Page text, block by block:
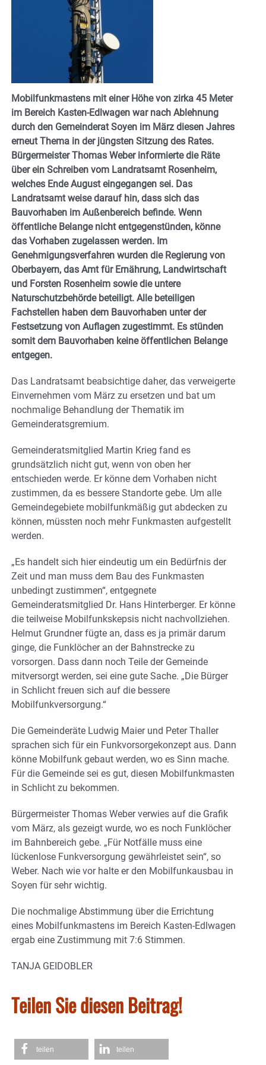
Mobilfunkmastens mit einer Höhe von zirka 45 Meter
im Bereich Kasten-Edlwagen war nach Ablehnung
durch den Gemeinderat Soyen im März diesen Jahres
erneut Thema in der jüngsten Sitzung des Rates.
Bürgermeister Thomas Weber informierte die Räte
über ein Schreiben vom Landratsamt Rosenheim,
welches Ende August eingegangen sei. Das
Landratsamt weise darauf hin, dass sich das
Bauvorhaben im Außenbereich befinde. Wenn
öffentliche Belange nicht entgegenstünden, könne
das Vorhaben zugelassen werden. Im
Genehmigungsverfahren wurden die Regierung von
Oberbayern, das Amt für Ernährung, Landwirtschaft
und Forsten Rosenheim sowie die untere
Naturschutzbehörde beteiligt. Alle beteiligen
Fachstellen haben dem Bauvorhaben unter der
Festsetzung von Auflagen zugestimmt. Es stünden
somit dem Bauvorhaben keine öffentlichen Belange
entgegen.
Das Landratsamt beabsichtige daher, das verweigerte
Einvernehmen vom März zu ersetzen und bat um
nochmalige Behandlung der Thematik im
Gemeinderatsgremium.
Gemeinderatsmitglied Martin Krieg fand es
grundsätzlich nicht gut, wenn von oben her
entschieden werde. Er könne dem Vorhaben nicht
zustimmen, da es bessere Standorte gebe. Um alle
Gemeindegebiete mobilfunkmäßig gut abdecken zu
können, müssten noch mehr Funkmasten aufgestellt
werden.
„Es handelt sich hier eindeutig um ein Bedürfnis der
Zeit und man muss dem Bau des Funkmasten
unbedingt zustimmen“, entgegnete
Gemeinderatsmitglied Dr. Hans Hinterberger. Er könne
die teilweise Mobilfunkskepsis nicht nachvollziehen.
Helmut Grundner fügte an, dass es ja primär darum
ginge, die Funklöcher an der Bahnstrecke zu
vorsorgen. Dass dann noch Teile der Gemeinde
mitversorgt werden, sei eine gute Sache. „Die Bürger
in Schlicht freuen sich auf die bessere
Mobilfunkversorgung.“
Die Gemeinderäte Ludwig Maier und Peter Thaller
sprachen sich für ein Funkvorsorgekonzept aus. Dann
könne Mobilfunk gebaut werden, wo es Sinn mache.
Für die Gemeinde sei es gut, diesen Mobilfunkmasten
in Schlicht zu bekommen.
Bürgermeister Thomas Weber verwies auf die Grafik
vom März, als gezeigt wurde, wo es noch Funklöcher
im Bahnbereich gebe. „Für Notfälle muss eine
lückenlose Funkversorgung gewährleistet sein“, so
Weber. Nach wie vor halte er den Mobilfunkausbau in
Soyen für sehr wichtig.
Die nochmalige Abstimmung über die Errichtung
eines Mobilfunkmastens im Bereich Kasten-Edlwagen
ergab eine Zustimmung mit 7:6 Stimmen.
TANJA GEIDOBLER
Teilen Sie diesen Beitrag!
teilen teilen